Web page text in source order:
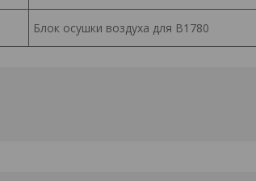
Блок осушки воздуха для B1780